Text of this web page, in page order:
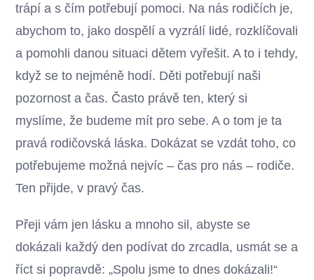
trápí a s čím potřebují pomoci. Na nás rodičích je,
abychom to, jako dospělí a vyzrálí lidé, rozklíčovali
a pomohli danou situaci dětem vyřešit. A to i tehdy,
když se to nejméně hodí. Děti potřebují naši
pozornost a čas. Často právě ten, který si
myslíme, že budeme mít pro sebe. A o tom je ta
pravá rodičovská láska. Dokázat se vzdát toho, co
potřebujeme možná nejvíc – čas pro nás – rodiče.
Ten přijde, v pravý čas.
Přeji vám jen lásku a mnoho sil, abyste se
dokázali každý den podívat do zrcadla, usmát se a
říct si popravdě: „Spolu jsme to dnes dokázali!“